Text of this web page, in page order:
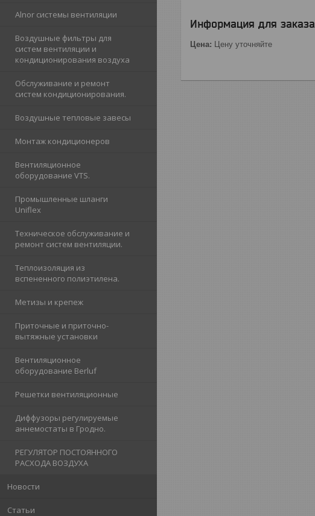
Alnor cистемы вентиляции
Воздушные фильтры для
систем вентиляции и
кондиционирования воздуха
Обслуживание и ремонт
систем кондиционирования.
Воздушные тепловые завесы
Монтаж кондиционеров
Вентиляционное
оборудование VTS.
Промышленные шланги
Uniflex
Техническое обслуживание и
ремонт систем вентиляции.
Теплоизоляция из
вспененного полиэтилена.
Метизы и крепеж
Приточные и приточно-
вытяжные установки
Вентиляционное
оборудование Berluf
Решетки вентиляционные
Диффузоры регулируемые
аннемостаты в Гродно.
РЕГУЛЯТОР ПОСТОЯННОГО
РАСХОДА ВОЗДУХА
Новости
Статьи
Информация для заказа
Цена: Цену уточняйте